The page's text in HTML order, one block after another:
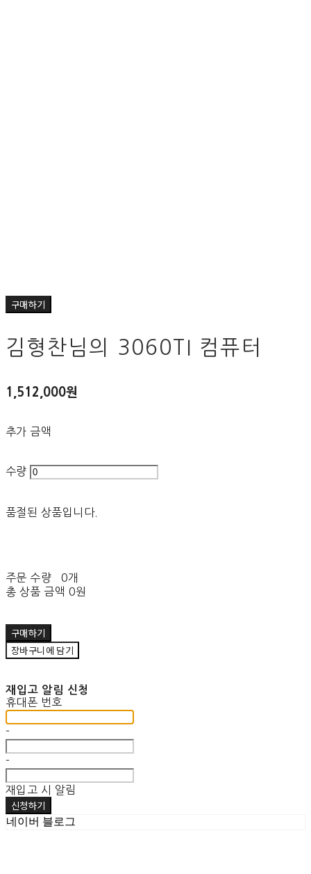
구매하기
김형찬님의 3060TI 컴퓨터
1,512,000원
추가 금액
수량
품절된 상품입니다.
주문 수량
0개
총 상품 금액 0원
구매하기
장바구니에 담기
재입고 알림 신청
휴대폰 번호
-
-
재입고 시 알림
신청하기
네이버 블로그